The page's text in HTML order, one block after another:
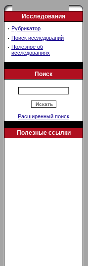
Исследования
· Рубрикатор
· Поиск исследований
· Полезное об
исследованиях
Поиск
Расширенный поиск
Полезные ссылки